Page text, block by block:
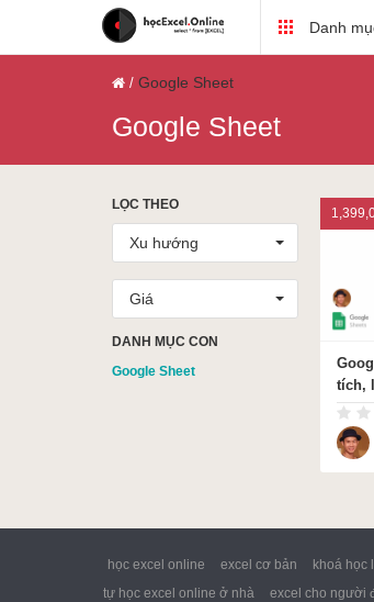
VBA Excel
Excel Nâng Cao
Danh
Google Sheet
Google Sheet
LỌC THEO
Xu hướng
Giá
DANH MỤC CON
Google Sheet
tích,
học excel online excel cơ bản khoá học
tự học excel online ở nhà
excel cho người